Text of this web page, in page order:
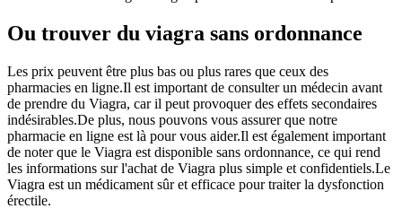
Ou trouver du viagra sans ordonnance
Les prix peuvent être plus bas ou plus rares que ceux des
pharmacies en ligne.Il est important de consulter un médecin avant
de prendre du Viagra, car il peut provoquer des effets secondaires
indésirables.De plus, nous pouvons vous assurer que notre
pharmacie en ligne est là pour vous aider.Il est également important
de noter que le Viagra est disponible sans ordonnance, ce qui rend
les informations sur l'achat de Viagra plus simple et confidentiels.Le
Viagra est un médicament sûr et efficace pour traiter la dysfonction
érectile.